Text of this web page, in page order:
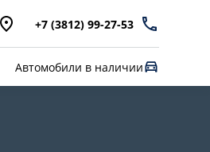
+7 (3812) 99-27-53
Автомобили в наличии